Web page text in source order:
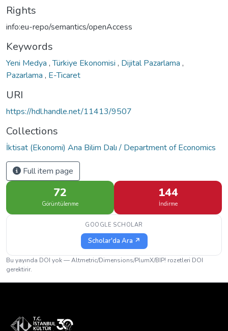
Rights
info:eu-repo/semantics/openAccess
Keywords
Yeni Medya ,Türkiye Ekonomisi , Dijital Pazarlama ,
Pazarlama , E-Ticaret
URI
https://hdl.handle.net/11413/9507
Collections
İktisat (Ekonomi) Ana Bilim Dalı / Department of Economics
Full item page
72
Görüntülenme
144
İndirme
GOOGLE SCHOLAR
Scholar'da Ara ↗
Bu yayında DOI yok — Altmetric/Dimensions/PlumX/BIP! rozetleri DOI
gerektirir.